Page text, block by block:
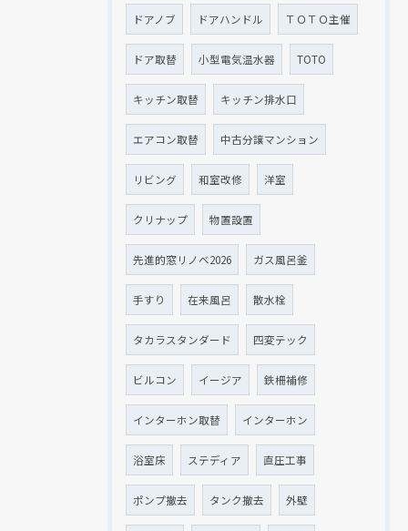
ドアノブ ドアハンドル ＴＯＴＯ主催
ドア取替 小型電気温水器 TOTO
キッチン取替 キッチン排水口
エアコン取替 中古分譲マンション
リビング 和室改修 洋室
クリナップ 物置設置
先進的窓リノベ2026 ガス風呂釜
手すり 在来風呂 散水栓
タカラスタンダード 四変テック
ビルコン イージア 鉄柵補修
インターホン取替 インターホン
浴室床 ステディア 直圧工事
ポンプ撤去 タンク撤去 外壁